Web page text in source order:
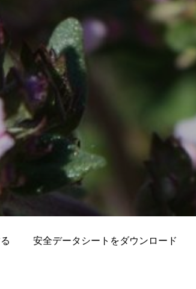
安全データシートをダウンロード